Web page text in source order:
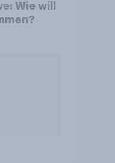
Wie will